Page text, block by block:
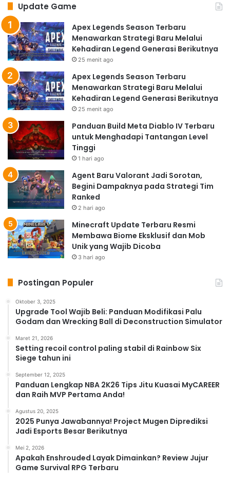
Update Game
Apex Legends Season Terbaru
Menawarkan Strategi Baru Melalui
Kehadiran Legend Generasi Berikutnya
25 menit ago
Apex Legends Season Terbaru
Menawarkan Strategi Baru Melalui
Kehadiran Legend Generasi Berikutnya
25 menit ago
Panduan Build Meta Diablo IV Terbaru
untuk Menghadapi Tantangan Level
Tinggi
1 hari ago
Agent Baru Valorant Jadi Sorotan,
Begini Dampaknya pada Strategi Tim
Ranked
2 hari ago
Minecraft Update Terbaru Resmi
Membawa Biome Eksklusif dan Mob
Unik yang Wajib Dicoba
3 hari ago
Postingan Populer
Oktober 3, 2025
Upgrade Tool Wajib Beli: Panduan Modifikasi Palu
Godam dan Wrecking Ball di Deconstruction Simulator
Maret 21, 2026
Setting recoil control paling stabil di Rainbow Six
Siege tahun ini
September 12, 2025
Panduan Lengkap NBA 2K26 Tips Jitu Kuasai MyCAREER
dan Raih MVP Pertama Anda!
Agustus 20, 2025
2025 Punya Jawabannya! Project Mugen Diprediksi
Jadi Esports Besar Berikutnya
Mei 2, 2026
Apakah Enshrouded Layak Dimainkan? Review Jujur
Game Survival RPG Terbaru